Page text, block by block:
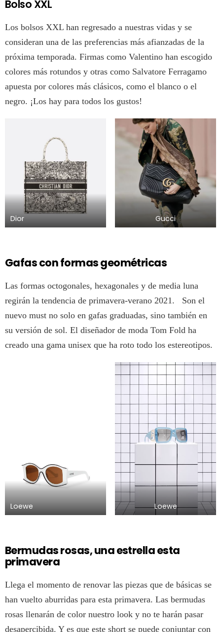
Bolso XXL
Los bolsos XXL han regresado a nuestras vidas y se
consideran una de las preferencias más afianzadas de la
próxima temporada. Firmas como Valentino han escogido
colores más rotundos y otras como Salvatore Ferragamo
apuesta por colores más clásicos, como el blanco o el
negro. ¡Los hay para todos los gustos!
Dior Gucci
Gafas con formas geométricas
Las formas octogonales, hexagonales y de media luna
regirán la tendencia de primavera-verano 2021. Son el
nuevo must no solo en gafas graduadas, sino también en
su versión de sol. El diseñador de moda Tom Fold ha
creado una gama unisex que ha roto todo los estereotipos.
Loewe Loewe
Bermudas rosas, una estrella esta
primavera
Llega el momento de renovar las piezas que de básicas se
han vuelto aburridas para esta primavera. Las bermudas
rosas llenarán de color nuestro look y no te harán pasar
desapercibida. Y es que este short se puede conjuntar con